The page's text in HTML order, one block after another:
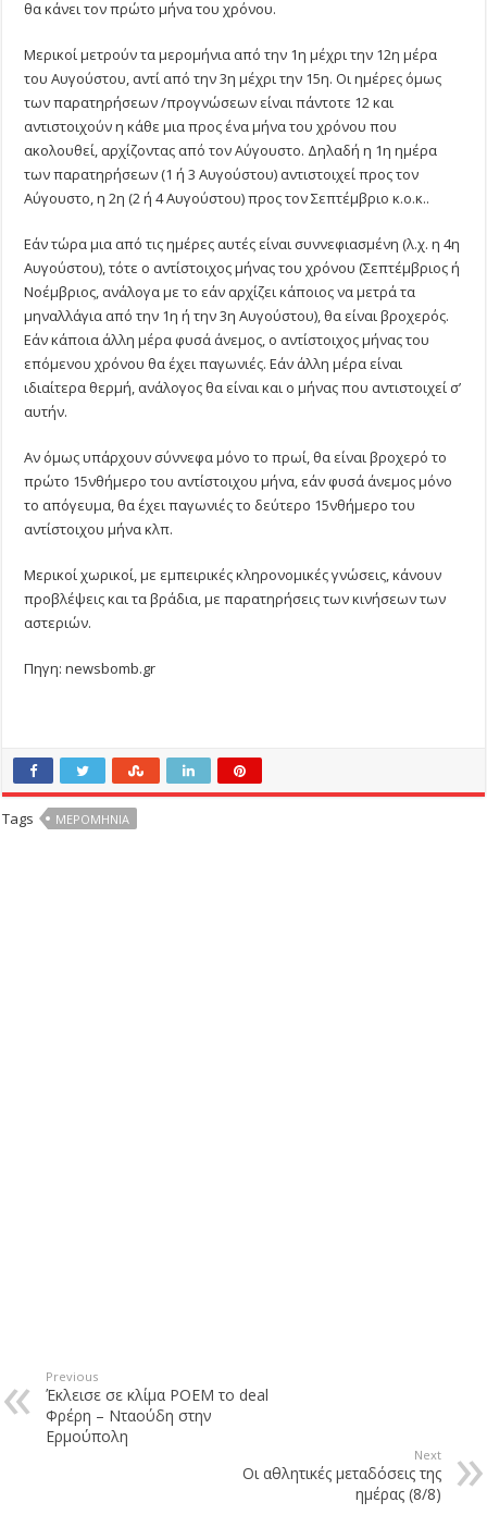
θα κάνει τον πρώτο μήνα του χρόνου.
Μερικοί μετρούν τα μερομήνια από την 1η μέχρι την 12η μέρα
του Αυγούστου, αντί από την 3η μέχρι την 15η. Οι ημέρες όμως
των παρατηρήσεων /προγνώσεων είναι πάντοτε 12 και
αντιστοιχούν η κάθε μια προς ένα μήνα του χρόνου που
ακολουθεί, αρχίζοντας από τον Αύγουστο. Δηλαδή η 1η ημέρα
των παρατηρήσεων (1 ή 3 Αυγούστου) αντιστοιχεί προς τον
Αύγουστο, η 2η (2 ή 4 Αυγούστου) προς τον Σεπτέμβριο κ.ο.κ..
Εάν τώρα μια από τις ημέρες αυτές είναι συννεφιασμένη (λ.χ. η 4η
Αυγούστου), τότε ο αντίστοιχος μήνας του χρόνου (Σεπτέμβριος ή
Νοέμβριος, ανάλογα με το εάν αρχίζει κάποιος να μετρά τα
μηναλλάγια από την 1η ή την 3η Αυγούστου), θα είναι βροχερός.
Εάν κάποια άλλη μέρα φυσά άνεμος, ο αντίστοιχος μήνας του
επόμενου χρόνου θα έχει παγωνιές. Εάν άλλη μέρα είναι
ιδιαίτερα θερμή, ανάλογος θα είναι και ο μήνας που αντιστοιχεί σ’
αυτήν.
Αν όμως υπάρχουν σύννεφα μόνο το πρωί, θα είναι βροχερό το
πρώτο 15νθήμερο του αντίστοιχου μήνα, εάν φυσά άνεμος μόνο
το απόγευμα, θα έχει παγωνιές το δεύτερο 15νθήμερο του
αντίστοιχου μήνα κλπ.
Μερικοί χωρικοί, με εμπειρικές κληρονομικές γνώσεις, κάνουν
προβλέψεις και τα βράδια, με παρατηρήσεις των κινήσεων των
αστεριών.
Πηγη: newsbomb.gr
Tags ΜΕΡΟΜΉΝΙΑ
Previous
Έκλεισε σε κλίμα POEM το deal
Φρέρη – Νταούδη στην
Ερμούπολη
Next
Οι αθλητικές μεταδόσεις της
ημέρας (8/8)